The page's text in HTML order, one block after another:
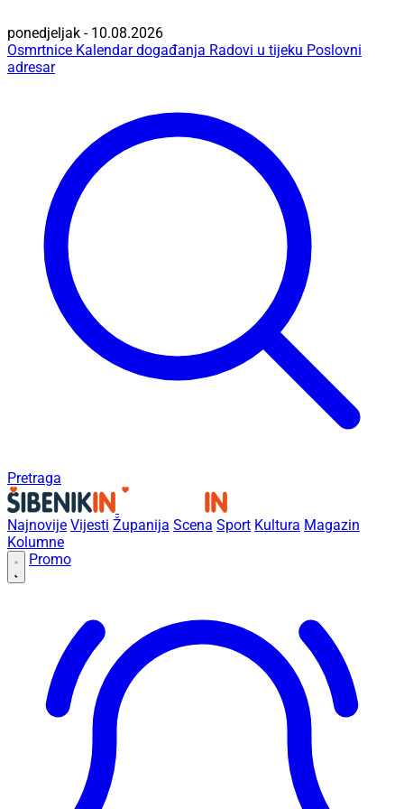
ponedjeljak - 10.08.2026
Osmrtnice Kalendar događanja Radovi u tijeku Poslovni
adresar
Pretraga
Najnovije Vijesti Županija Scena Sport Kultura Magazin
Kolumne
Promo